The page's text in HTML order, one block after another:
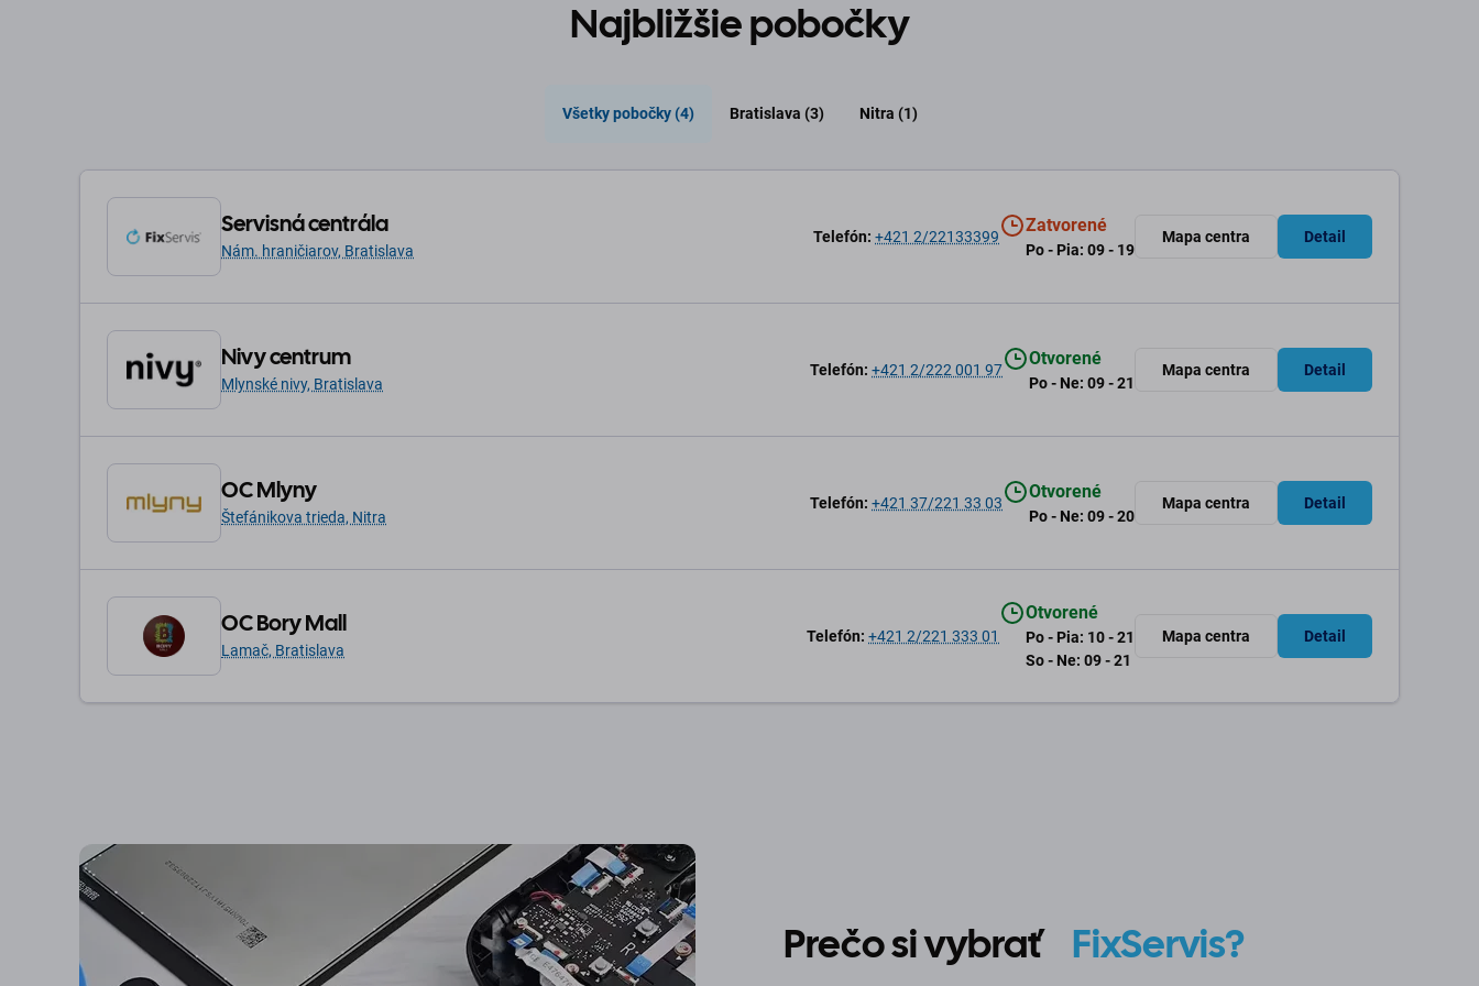
Najbližšie pobočky
Všetky pobočky (4) Bratislava (3) Nitra (1)
Servisná centrála
Nám. hraničiarov, Bratislava
Telefón: +421 2/22133399
Zatvorené
Po - Pia: 09 - 19
Mapa centra Detail
Nivy centrum
Mlynské nivy, Bratislava
Telefón: +421 2/222 001 97
Otvorené
Po - Ne: 09 - 21
Mapa centra Detail
OC Mlyny
Štefánikova trieda, Nitra
Telefón: +421 37/221 33 03
Otvorené
Po - Ne: 09 - 20
Mapa centra Detail
OC Bory Mall
Lamač, Bratislava
Telefón: +421 2/221 333 01
Otvorené
Po - Pia: 10 - 21
So - Ne: 09 - 21
Mapa centra Detail
Prečo si vybrať FixServis?